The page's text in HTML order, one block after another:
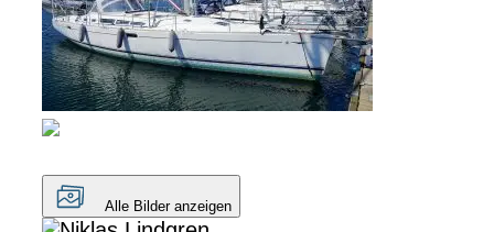
Alle Bilder anzeigen